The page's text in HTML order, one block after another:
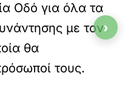
Οδό για όλα τα
με τον
θα
τους.
›